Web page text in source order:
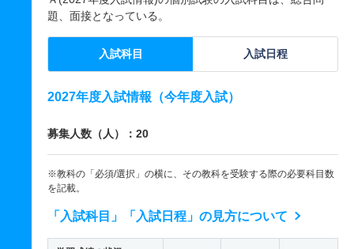
題、面接となっている。
入試科目 入試日程
2027年度入試情報（今年度入試）
募集人数（人）：20
※教科の「必須/選択」の横に、その教科を受験する際の必要科目数
を記載。
「入試科目」「入試日程」の見方について